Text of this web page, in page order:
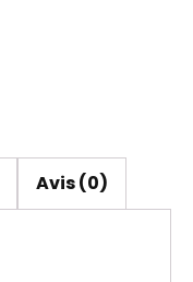
Avis (0)